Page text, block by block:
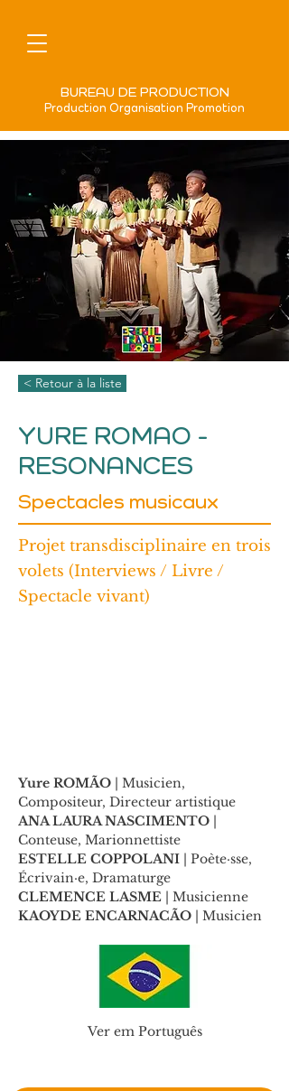
BUREAU DE PRODUCTION
Production Organisation Promotion
< Retour à la liste
YURE ROMAO -
RESONANCES
Spectacles musicaux
Projet transdisciplinaire en trois
volets (Interviews / Livre /
Spectacle vivant)
Yure ROMÃO | Musicien,
Compositeur, Directeur artistique
ANA LAURA NASCIMENTO |
Conteuse, Marionnettiste
ESTELLE COPPOLANI | Poète·sse,
Écrivain·e, Dramaturge
CLEMENCE LASME | Musicienne
KAOYDE ENCARNACÃO | Musicien
Ver em Português